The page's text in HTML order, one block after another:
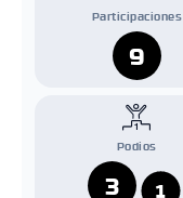
Participaciones
9
Podios
3 1